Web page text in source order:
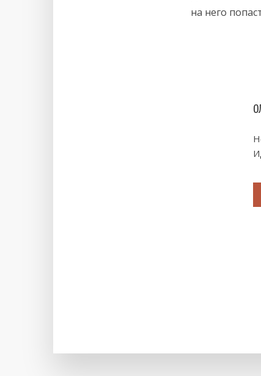
на него